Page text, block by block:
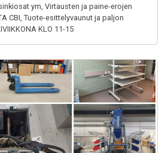
ym, Virtausten ja paine-erojen
CBI, Tuote-esittelyvaunut ja paljon
KLO 11-15